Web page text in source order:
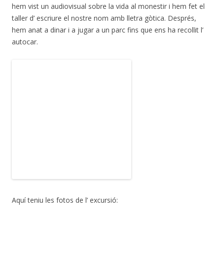
hem vist un audiovisual sobre la vida al monestir i hem fet el
taller d’ escriure el nostre nom amb lletra gòtica. Després,
hem anat a dinar i a jugar a un parc fins que ens ha recollit l’
autocar.
Aquí teniu les fotos de l’ excursió: